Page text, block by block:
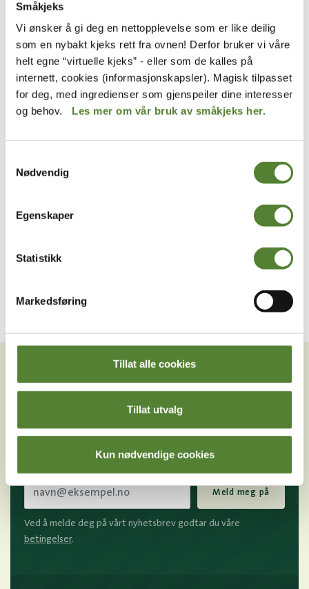
Småkjeks
Vi ønsker å gi deg en nettopplevelse som er like deilig
som en nybakt kjeks rett fra ovnen! Derfor bruker vi våre
helt egne “virtuelle kjeks” - eller som de kalles på
internett, cookies (informasjonskapsler). Magisk tilpasset
for deg, med ingredienser som gjenspeiler dine interesser
og behov. Les mer om vår bruk av småkjeks her.
Nødvendig
Egenskaper
Statistikk
Markedsføring
Tillat alle cookies
Tillat utvalg
Kun nødvendige cookies
KARDEMOMME BY –
249,–
TANTE SOFIES KJOLE
VIL DU HA NYHETSBREV FRA
unike tilbud og nyheter. Uten nyhetsbrev går du glipp
av mange fordeler.
Meld meg på
Ved å melde deg på vårt nyhetsbrev godtar du våre
betingelser.